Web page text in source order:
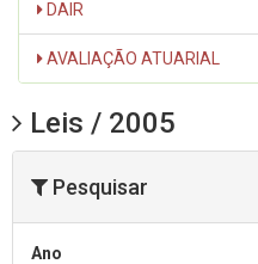
DAIR
AVALIAÇÃO ATUARIAL
Leis / 2005
Pesquisar
Ano